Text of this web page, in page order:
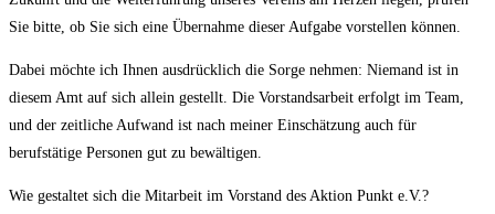
Sie bitte, ob Sie sich eine Übernahme dieser Aufgabe vorstellen können.
Dabei möchte ich Ihnen ausdrücklich die Sorge nehmen: Niemand ist in
diesem Amt auf sich allein gestellt. Die Vorstandsarbeit erfolgt im Team,
und der zeitliche Aufwand ist nach meiner Einschätzung auch für
berufstätige Personen gut zu bewältigen.
Wie gestaltet sich die Mitarbeit im Vorstand des Aktion Punkt e.V.?